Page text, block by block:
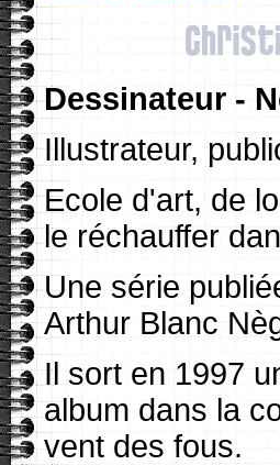
Dessinateur -
Illustrateur,
Ecole d'art, de
le réchauffer
Une série
Arthur Blanc
Il sort en 1997
album dans la
vent des fous.